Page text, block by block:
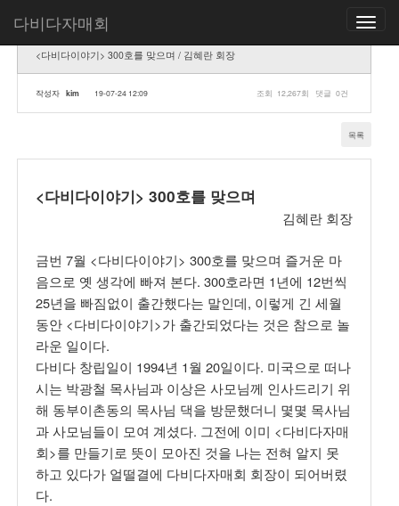
Toggle
다비다자매회
<다비다이야기> 300호를 맞으며 / 김혜란 회장
작성자 kim 19-07-24 12:09 조회 12,267회 댓글 0건
목록
<다비다이야기> 300호를 맞으며
김혜란 회장
금번 7월 <다비다이야기> 300호를 맞으며 즐거운 마
음으로 옛 생각에 빠져 본다. 300호라면 1년에 12번씩
25년을 빠짐없이 출간했다는 말인데, 이렇게 긴 세월
동안 <다비다이야기>가 출간되었다는 것은 참으로 놀
라운 일이다.
다비다 창립일이 1994년 1월 20일이다. 미국으로 떠나
시는 박광철 목사님과 이상은 사모님께 인사드리기 위
해 동부이촌동의 목사님 댁을 방문했더니 몇몇 목사님
과 사모님들이 모여 계셨다. 그전에 이미 <다비다자매
회>를 만들기로 뜻이 모아진 것을 나는 전혀 알지 못
하고 있다가 얼떨결에 다비다자매회 회장이 되어버렸
다.